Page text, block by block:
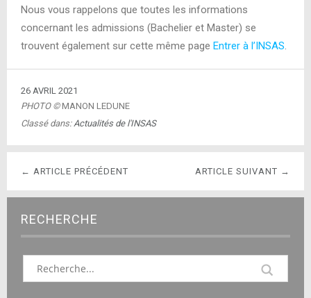
Nous vous rappelons que toutes les informations
concernant les admissions (Bachelier et Master) se
trouvent également sur cette même page Entrer à l’INSAS.
26 AVRIL 2021
PHOTO ©MANON LEDUNE
Classé dans:Actualités de l'INSAS
ARTICLE SUIVANT →
← ARTICLE PRÉCÉDENT
RECHERCHE